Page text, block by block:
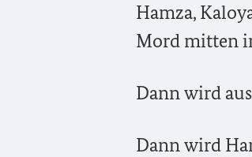
Hamza,
Mord mitten
Dann wird
Dann wird